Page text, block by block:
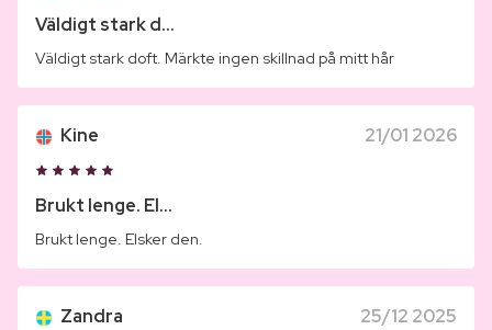
Väldigt stark d...
Väldigt stark doft. Märkte ingen skillnad på mitt hår
Kine 21/01 2026
Brukt lenge. El...
Brukt lenge. Elsker den.
Zandra 25/12 2025